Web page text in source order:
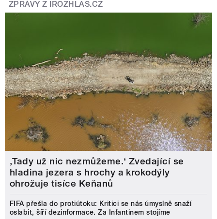
ZPRÁVY Z IROZHLAS.CZ
‚Tady už nic nezmůžeme.‘ Zvedající se
hladina jezera s hrochy a krokodýly
ohrožuje tisíce Keňanů
FIFA přešla do protiútoku: Kritici se nás úmyslně snaží
oslabit, šíří dezinformace. Za Infantinem stojíme